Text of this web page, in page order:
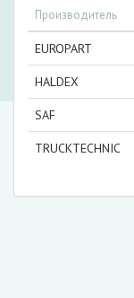
Производитель
EUROPART
HALDEX
SAF
TRUCKTECHNIC